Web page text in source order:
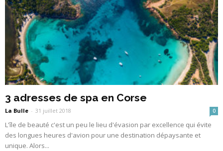
3 adresses de spa en Corse
La Bulle - 31 juillet 2018 0
L'île de beauté c'est un peu le lieu d'évasion par excellence qui évite
des longues heures d'avion pour une destination dépaysante et
unique. Alors...